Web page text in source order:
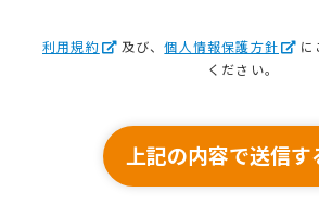
利用規約 及び、個人情報保護方針
に
ください。
上記の内容で送信す